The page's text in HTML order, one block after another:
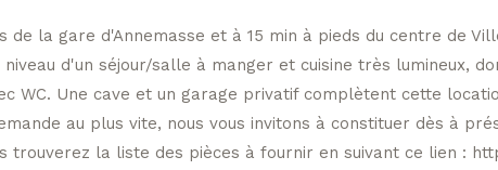
de la gare d'Annemasse et à 15 min à pieds du centre de
d'un séjour/salle à manger et cuisine très lumineux,
WC. Une cave et un garage privatif complètent cette
au plus vite, nous vous invitons à constituer dès à
trouverez la liste des pièces à fournir en suivant ce lien :